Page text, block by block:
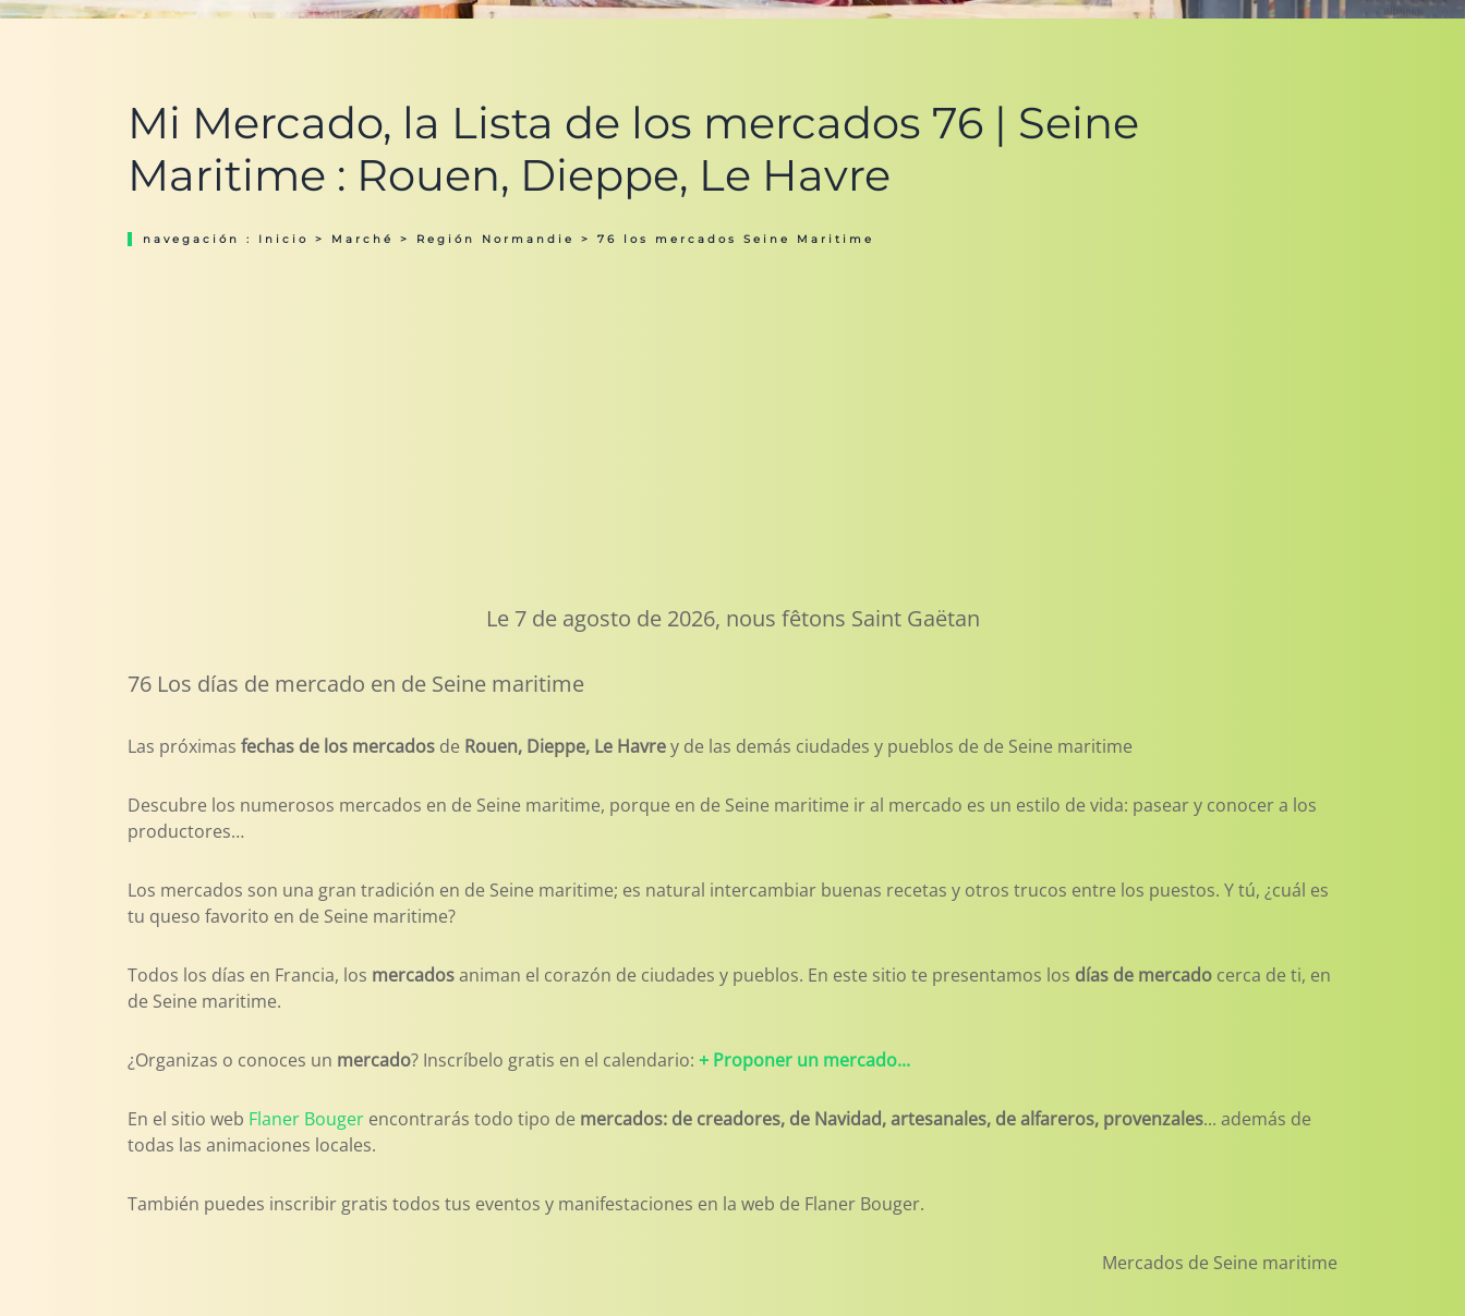
Mi Mercado, la Lista de los mercados 76 | Seine
Maritime : Rouen, Dieppe, Le Havre
navegación : Inicio > Marché > Región Normandie > 76 los mercados Seine Maritime
Le 7 de agosto de 2026, nous fêtons Saint Gaëtan
76 Los días de mercado en de Seine maritime
Las próximas fechas de los mercados de Rouen, Dieppe, Le Havrey de las demás ciudades y pueblos de de Seine maritime
Descubre los numerosos mercados en de Seine maritime, porque en de Seine maritime ir al mercado es un estilo de vida: pasear y conocer a los
productores…
Los mercados son una gran tradición en de Seine maritime; es natural intercambiar buenas recetas y otros trucos entre los puestos. Y tú, ¿cuál es
tu queso favorito en de Seine maritime?
Todos los días en Francia, los mercadosaniman el corazón de ciudades y pueblos. En este sitio te presentamos los días de mercado cerca de ti, en
de Seine maritime.
¿Organizas o conoces un mercado? Inscríbelo gratis en el calendario: + Proponer un mercado...
En el sitio web Flaner Bouger encontrarás todo tipo de mercados: de creadores, de Navidad, artesanales, de alfareros, provenzales... además de
todas las animaciones locales.
También puedes inscribir gratis todos tus eventos y manifestaciones en la web de Flaner Bouger.
Mercados de Seine maritime